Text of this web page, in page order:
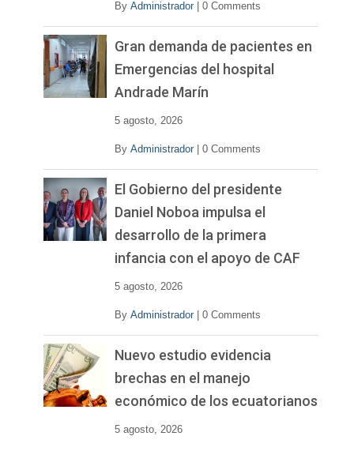
By Administrador 0 Comments
Gran demanda de pacientes en
Emergencias del hospital
Andrade Marín
5 agosto, 2026
By Administrador 0 Comments
El Gobierno del presidente
Daniel Noboa impulsa el
desarrollo de la primera
infancia con el apoyo de CAF
5 agosto, 2026
By Administrador 0 Comments
Nuevo estudio evidencia
brechas en el manejo
económico de los ecuatorianos
5 agosto, 2026